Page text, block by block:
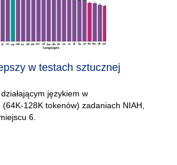
w testach sztucznej
językiem w
(64K-128K tokenów) zadaniach NIAH,
6.